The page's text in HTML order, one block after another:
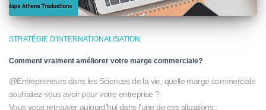
STRATÉGIE D'INTERNATIONALISATION
Comment vraiment améliorer votre marge commerciale?
@Entrepreneurs dans les Sciences de la vie, quelle marge commerciale
souhaitez-vous avoir pour votre entreprise ?
Vous vous retrouver aujourd’hui dans l’une de ces situations :